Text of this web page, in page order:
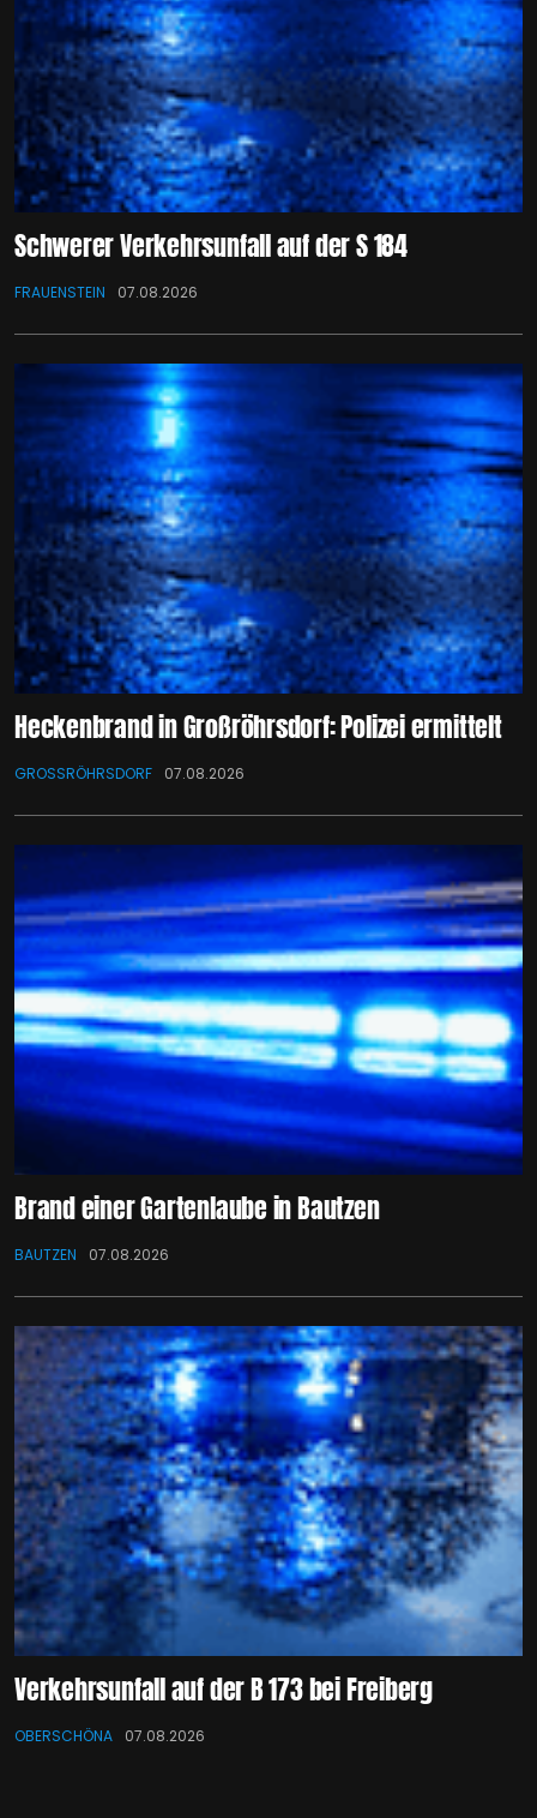
Schwerer Verkehrsunfall auf der S 184
FRAUENSTEIN 07.08.2026
Heckenbrand in Großröhrsdorf: Polizei ermittelt
GROSSRÖHRSDORF 07.08.2026
Brand einer Gartenlaube in Bautzen
BAUTZEN 07.08.2026
Verkehrsunfall auf der B 173 bei Freiberg
OBERSCHÖNA 07.08.2026